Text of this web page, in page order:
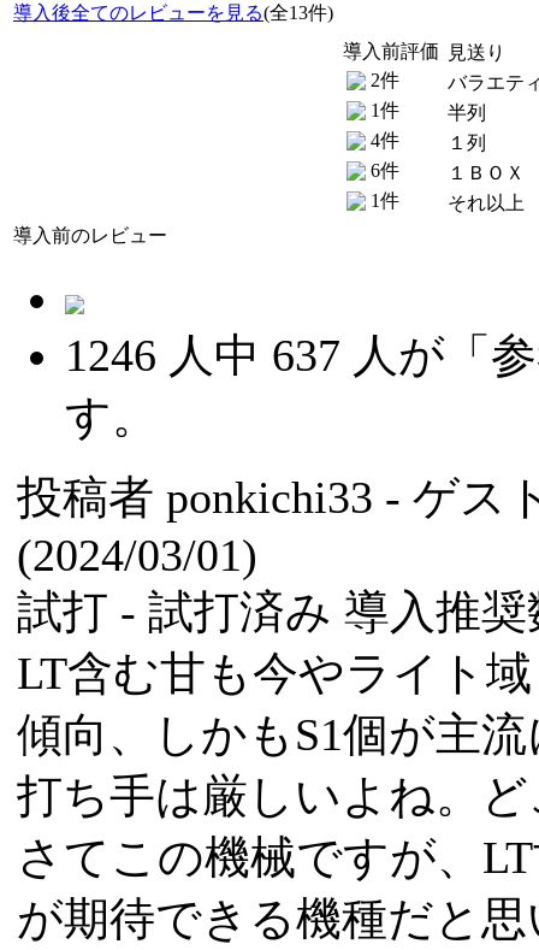
導入後全てのレビューを見る(全13件)
導入前評価
2件
1件
4件
6件
1件
見送り
バラエテ
半列
１列
１ＢＯＸ
それ以上
導入前のレビュー
1246 人中 637 人が「
す。
投稿者 ponkichi33 - ゲス
(2024/03/01)
試打 - 試打済み 導入推
LT含む甘も今やライト
傾向、しかもS1個が主
打ち手は厳しいよね。
さてこの機械ですが、
が期待できる機種だと